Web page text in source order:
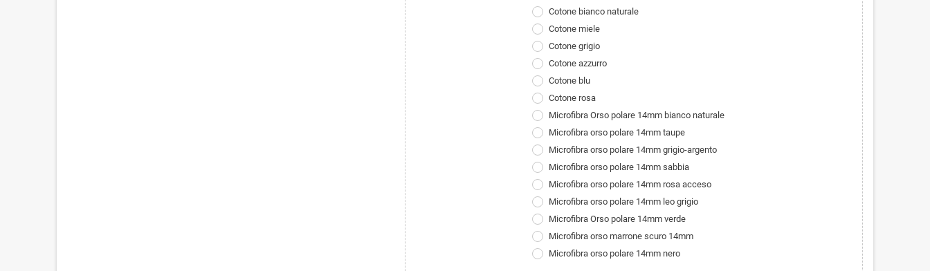
Cotone bianco naturale
Cotone miele
Cotone grigio
Cotone azzurro
Cotone blu
Cotone rosa
Microfibra Orso polare 14mm bianco naturale
Microfibra orso polare 14mm taupe
Microfibra orso polare 14mm grigio-argento
Microfibra orso polare 14mm sabbia
Microfibra orso polare 14mm rosa acceso
Microfibra orso polare 14mm leo grigio
Microfibra Orso polare 14mm verde
Microfibra orso marrone scuro 14mm
Microfibra orso polare 14mm nero